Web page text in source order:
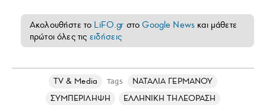
Ακολουθήστε το LiFO.gr στοGoogle News και μάθετε
πρώτοι όλες τις ειδήσεις
TV & Media Tags
ΝΑΤΑΛΙΑ ΓΕΡΜΑΝΟΥ
ΣΥΜΠΕΡΙΛΗΨΗ
ΕΛΛΗΝΙΚΗ ΤΗΛΕΟΡΑΣΗ